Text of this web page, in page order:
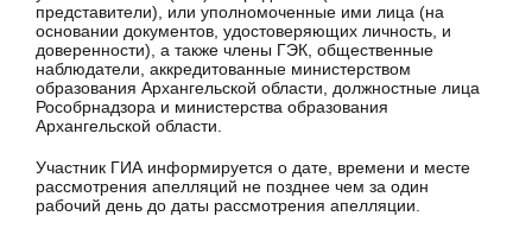
представители), или уполномоченные ими лица (на
основании документов, удостоверяющих личность, и
доверенности), а также члены ГЭК, общественные
наблюдатели, аккредитованные министерством
образования Архангельской области, должностные лица
Рособрнадзора и министерства образования
Архангельской области.
Участник ГИА информируется о дате, времени и месте
рассмотрения апелляций не позднее чем за один
рабочий день до даты рассмотрения апелляции.